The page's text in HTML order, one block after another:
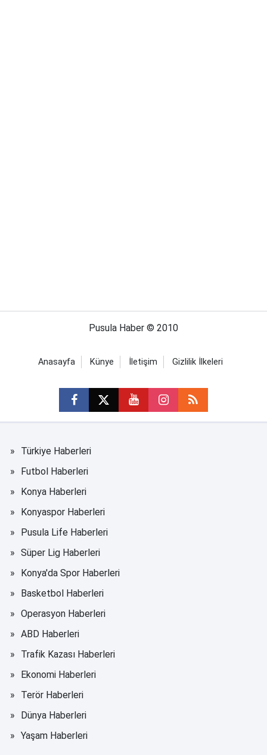
Pusula Haber © 2010
Anasayfa Künye İletişim Gizlilik İlkeleri
Türkiye Haberleri
Futbol Haberleri
Konya Haberleri
Konyaspor Haberleri
Pusula Life Haberleri
Süper Lig Haberleri
Konya'da Spor Haberleri
Basketbol Haberleri
Operasyon Haberleri
ABD Haberleri
Trafik Kazası Haberleri
Ekonomi Haberleri
Terör Haberleri
Dünya Haberleri
Yaşam Haberleri